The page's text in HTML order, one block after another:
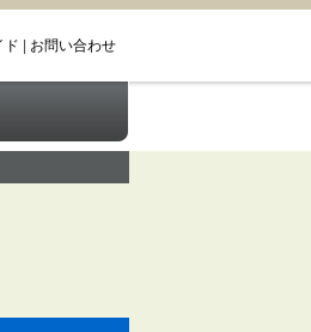
ド お問い合わせ